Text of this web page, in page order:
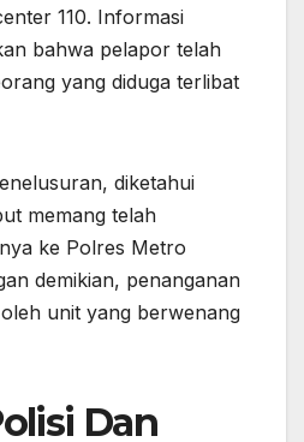
110. Informasi
bahwa pelapor telah
yang diduga terlibat
diketahui
memang telah
ke Polres Metro
demikian, penanganan
unit yang berwenang
Dan